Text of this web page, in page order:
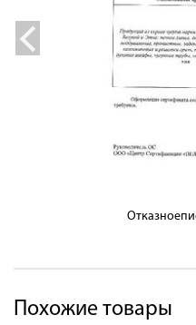
Похожие товары